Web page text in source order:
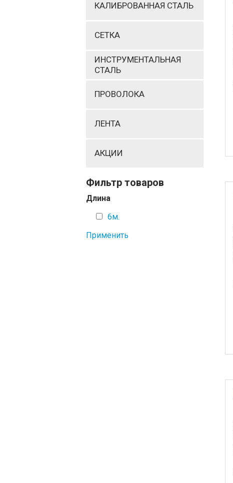
КАЛИБРОВАННАЯ СТАЛЬ
СЕТКА
ИНСТРУМЕНТАЛЬНАЯ
СТАЛЬ
ПРОВОЛОКА
ЛЕНТА
АКЦИИ
Фильтр товаров
Длина
6м.
Применить